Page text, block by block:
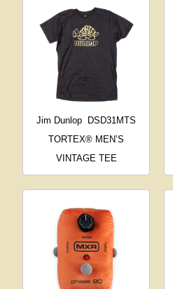
Jim Dunlop
DSD31MTS
TORTEX® MEN’S
VINTAGE TEE